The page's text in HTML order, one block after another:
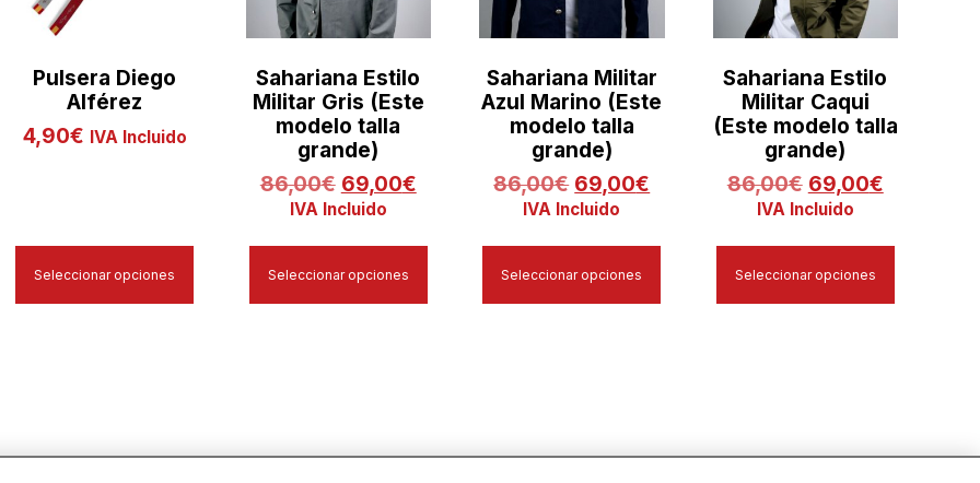
Pulsera Diego
Alférez
4,90€ IVA Incluido
Seleccionar opciones
Sahariana Estilo
Militar Gris (Este
modelo talla
grande)
86,00€ 69,00€
IVA Incluido
Seleccionar opciones
Sahariana Militar
Azul Marino (Este
modelo talla
grande)
86,00€ 69,00€
IVA Incluido
Seleccionar opciones
Sahariana Estilo
Militar Caqui
(Este modelo talla
grande)
86,00€ 69,00€
IVA Incluido
Seleccionar opciones